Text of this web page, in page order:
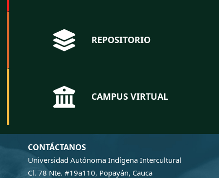
REPOSITORIO
CAMPUS VIRTUAL
CONTÁCTANOS
Universidad Autónoma Indígena Intercultural
Cl. 78 Nte. #19a110, Popayán, Cauca